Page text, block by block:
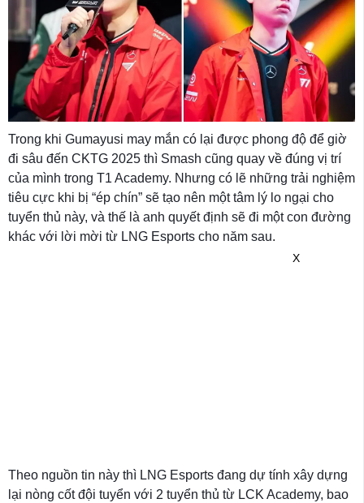
Trong khi Gumayusi may mắn có lại được phong độ để giờ
đi sâu đến CKTG 2025 thì Smash cũng quay về đúng vị trí
của mình trong T1 Academy. Nhưng có lẽ những trải nghiệm
tiêu cực khi bị “ép chín” sẽ tạo nên một tâm lý lo ngại cho
tuyển thủ này, và thế là anh quyết định sẽ đi một con đường
khác với lời mời từ LNG Esports cho năm sau.
X
Theo nguồn tin này thì LNG Esports đang dự tính xây dựng
lại nòng cốt đội tuyển với 2 tuyển thủ từ LCK Academy, bao